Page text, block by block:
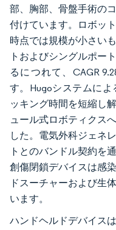
部、胸部、骨盤手術の
付けています。ロボッ
時点では規模が小さい
トおよびシングルポー
るにつれて、CAGR
す。Hugoシステムに
ッキング時間を短縮し
ュール式ロボティクス
した。電気外科ジェネ
トとのバンドル契約を
創傷閉鎖デバイスは感
ドスーチャーおよび生
います。
ハンドヘルドデバイス